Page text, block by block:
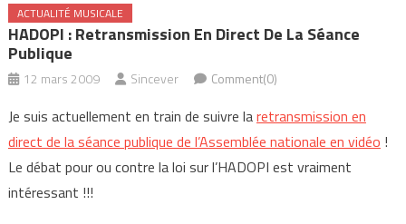
ACTUALITÉ MUSICALE
HADOPI : Retransmission En Direct De La Séance
Publique
12 mars 2009 Sincever Comment(0)
Je suis actuellement en train de suivre laretransmission en
direct de la séance publique de l’Assemblée nationale en vidéo !
Le débat pour ou contre la loi sur l’HADOPI est vraiment
intéressant !!!